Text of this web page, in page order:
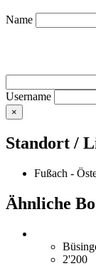
Name
Username
×
Standort /
Fußach -
Ähnliche
2'200